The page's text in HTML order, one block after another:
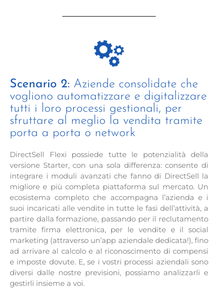
Scenario 2: Aziende consolidate che
vogliono automatizzare e digitalizzare
tutti i loro processi gestionali, per
sfruttare al meglio la vendita tramite
porta a porta o network
DirectSell Flexi possiede tutte le potenzialità della
versione Starter, con una sola differenza: consente di
integrare i moduli avanzati che fanno di DirectSell la
migliore e più completa piattaforma sul mercato. Un
ecosistema completo che accompagna l’azienda e i
suoi incaricati alle vendite in tutte le fasi dell’attività, a
partire dalla formazione, passando per il reclutamento
tramite firma elettronica, per le vendite e il social
marketing (attraverso un’app aziendale dedicata!), fino
ad arrivare al calcolo e al riconoscimento di compensi
e imposte dovute. E, se i vostri processi aziendali sono
diversi dalle nostre previsioni, possiamo analizzarli e
gestirli insieme a voi.